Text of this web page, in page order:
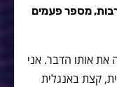
מספר פעמים
את אותו הדבר. אני
קצת באנגלית